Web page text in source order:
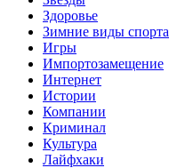
Здоровье
Зимние виды спорта
Игры
Импортозамещение
Интернет
Истории
Компании
Криминал
Культура
Лайфхаки